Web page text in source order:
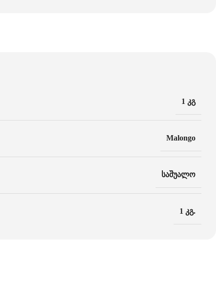
1 კგ
Malongo
საშუალო
1 კგ.